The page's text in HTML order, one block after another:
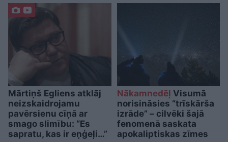
Mārtiņš Egliens atklāj
neizskaidrojamu
pavērsienu cīņā ar
smago slimību: “Es
sapratu, kas ir eņģeļi…”
Nākamnedēļ Visumā
norisināsies “trīskārša
izrāde” – cilvēki šajā
fenomenā saskata
apokaliptiskas zīmes